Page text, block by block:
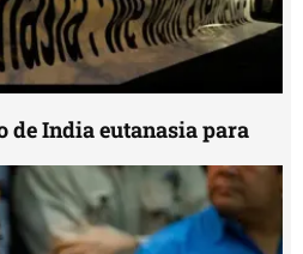
de India eutanasia para